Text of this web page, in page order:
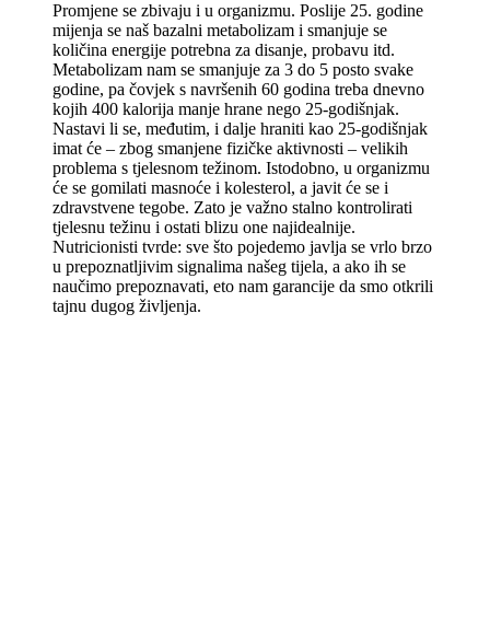
Promjene se zbivaju i u organizmu. Poslije 25. godine
mijenja se naš bazalni metabolizam i smanjuje se
količina energije potrebna za disanje, probavu itd.
Metabolizam nam se smanjuje za 3 do 5 posto svake
godine, pa čovjek s navršenih 60 godina treba dnevno
kojih 400 kalorija manje hrane nego 25-godišnjak.
Nastavi li se, međutim, i dalje hraniti kao 25-godišnjak
imat će – zbog smanjene fizičke aktivnosti – velikih
problema s tjelesnom težinom. Istodobno, u organizmu
će se gomilati masnoće i kolesterol, a javit će se i
zdravstvene tegobe. Zato je važno stalno kontrolirati
tjelesnu težinu i ostati blizu one najidealnije.
Nutricionisti tvrde: sve što pojedemo javlja se vrlo brzo
u prepoznatljivim signalima našeg tijela, a ako ih se
naučimo prepoznavati, eto nam garancije da smo otkrili
tajnu dugog življenja.